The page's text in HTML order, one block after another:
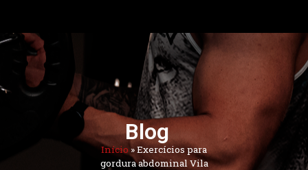
Blog
Início »Exercícios para
gordura abdominal Vila